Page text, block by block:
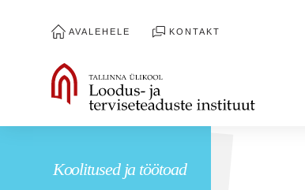
AVALEHELE KONTAKT
Koolitused ja töötoad